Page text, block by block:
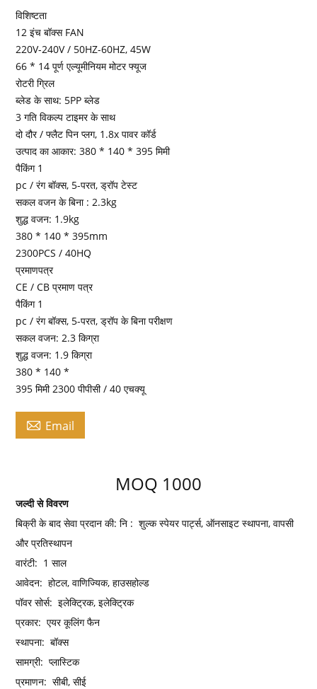
विशिष्टता
12 इंच बॉक्स FAN
220V-240V / 50HZ-60HZ, 45W
66 * 14 पूर्ण एल्यूमीनियम मोटर फ्यूज
रोटरी ग्रिल
ब्लेड के साथ: 5PP ब्लेड
3 गति विकल्प टाइमर के साथ
दो दौर / फ्लैट पिन प्लग, 1.8x पावर कॉर्ड
उत्पाद का आकार: 380 * 140 * 395 मिमी
पैकिंग 1
pc / रंग बॉक्स, 5-परत, ड्रॉप टेस्ट
सकल वजन के बिना : 2.3kg
शुद्ध वजन: 1.9kg
380 * 140 * 395mm
2300PCS / 40HQ
प्रमाणपत्र
CE / CB प्रमाण पत्र
पैकिंग 1
pc / रंग बॉक्स, 5-परत, ड्रॉप के बिना परीक्षण
सकल वजन: 2.3 किग्रा
शुद्ध वजन: 1.9 किग्रा
380 * 140 *
395 मिमी 2300 पीपीसी / 40 एचक्यू
 Email
MOQ 1000
जल्दी से विवरण
बिक्री के बाद सेवा प्रदान की: नि : शुल्क स्पेयर पार्ट्स, ऑनसाइट स्थापना, वापसी
और प्रतिस्थापन
वारंटी: 1 साल
आवेदन: होटल, वाणिज्यिक, हाउसहोल्ड
पॉवर सोर्स: इलेक्ट्रिक, इलेक्ट्रिक
प्रकार: एयर कूलिंग फैन
स्थापना: बॉक्स
सामग्री: प्लास्टिक
प्रमाणन: सीबी, सीई